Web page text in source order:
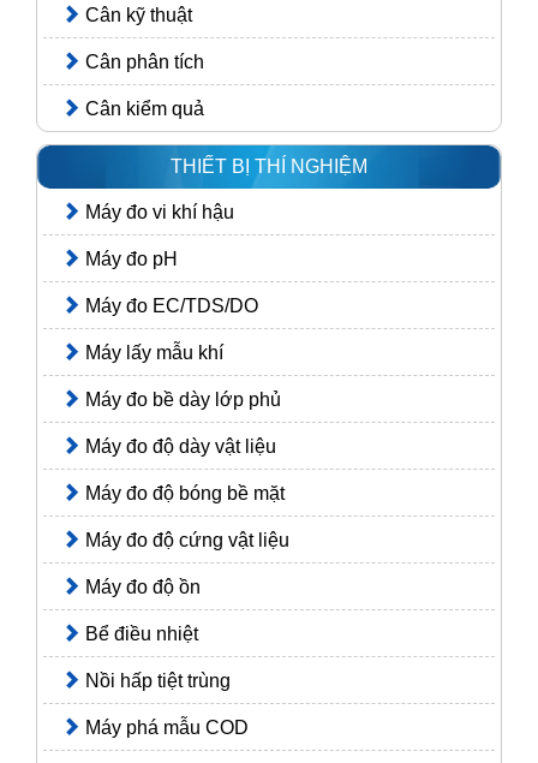
Cân kỹ thuật
Cân phân tích
Cân kiểm quả
THIẾT BỊ THÍ NGHIỆM
Máy đo vi khí hậu
Máy đo pH
Máy đo EC/TDS/DO
Máy lấy mẫu khí
Máy đo bề dày lớp phủ
Máy đo độ dày vật liệu
Máy đo độ bóng bề mặt
Máy đo độ cứng vật liệu
Máy đo độ ồn
Bể điều nhiệt
Nồi hấp tiệt trùng
Máy phá mẫu COD